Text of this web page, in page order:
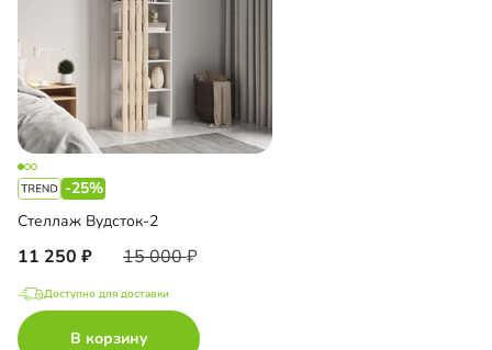
-25%
Стеллаж Вудсток-2
11 250 15 000
Доступно для доставки
В корзину